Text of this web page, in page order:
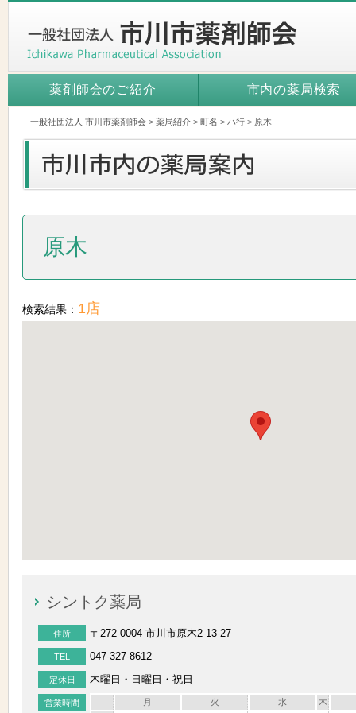
薬剤師会のご紹介 市内の薬局検索
一般社団法人 市川市薬剤師会 > 薬局紹介 > 町名 > ハ行 > 原木
原木
検索結果： 1店
シントク薬局
住所 〒272-0004 市川市原木2-13-27
TEL 047-327-8612
定休日 木曜日・日曜日・祝日
営業時間 月 火 水
木